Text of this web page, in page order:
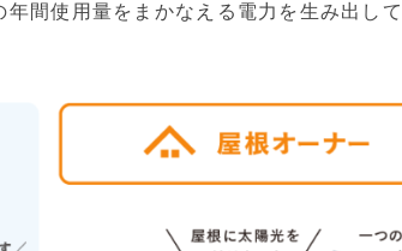
年間使用量をまかなえる電力を生み出して